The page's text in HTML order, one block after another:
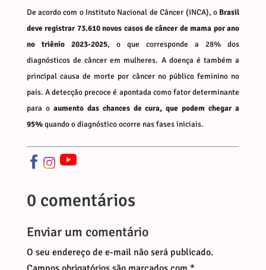
De acordo com o Instituto Nacional de Câncer (INCA), o Brasil
deve registrar 73.610 novos casos de câncer de mama por ano
no triênio 2023-2025, o que corresponde a 28% dos
diagnósticos de câncer em mulheres. A doença é também a
principal causa de morte por câncer no público feminino no
país. A detecção precoce é apontada como fator determinante
para o aumento das chances de cura, que podem chegar a
95%quando o diagnóstico ocorre nas fases iniciais.
0 comentários
Enviar um comentário
O seu endereço de e-mail não será publicado.